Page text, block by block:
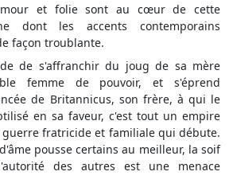
et folie sont au cœur de cette
dont les accents contemporains
façon troublante.
de s'affranchir du joug de sa mère
femme de pouvoir, et s'éprend
de Britannicus, son frère, à qui le
en sa faveur, c'est tout un empire
guerre fratricide et familiale qui débute.
pousse certains au meilleur, la soif
des autres est une menace